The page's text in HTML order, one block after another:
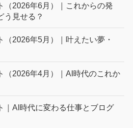
（2026年6月）｜これからの発
う見せる？
（2026年5月）｜叶えたい夢・
（2026年4月）｜AI時代のこれか
｜AI時代に変わる仕事とブログ